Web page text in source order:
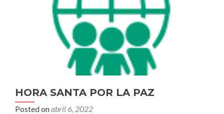
HORA SANTA POR LA PAZ
Posted onabril 6, 2022